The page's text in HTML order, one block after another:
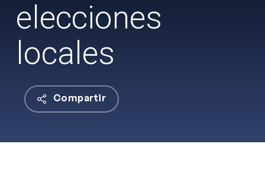
elecciones
locales
Compartir